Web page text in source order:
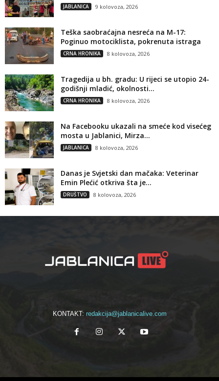
JABLANICA 9 kolovoza, 2026
Teška saobraćajna nesreća na M-17:
Poginuo motociklista, pokrenuta istraga
CRNA HRONIKA 8 kolovoza, 2026
Tragedija u bh. gradu: U rijeci se utopio 24-
godišnji mladić, okolnosti...
CRNA HRONIKA 8 kolovoza, 2026
Na Facebooku ukazali na smeće kod visećeg
mosta u Jablanici, Mirza...
JABLANICA 8 kolovoza, 2026
Danas je Svjetski dan mačaka: Veterinar
Emin Plećić otkriva šta je...
DRUŠTVO 8 kolovoza, 2026
KONTAKT: redakcija@jablanicalive.com